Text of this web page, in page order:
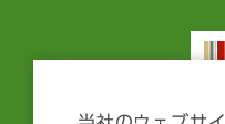
い